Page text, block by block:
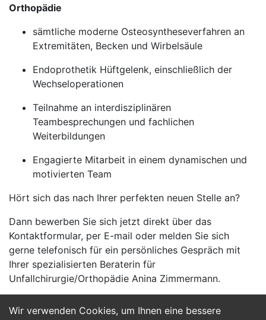
Wir verwenden Cookies, um Ihnen eine bessere
Orthopädie
sämtliche moderne Osteosyntheseverfahren an
Extremitäten, Becken und Wirbelsäule
Endoprothetik Hüftgelenk, einschließlich der
Wechseloperationen
Teilnahme an interdisziplinären
Teambesprechungen und fachlichen
Weiterbildungen
Engagierte Mitarbeit in einem dynamischen und
motivierten Team
Hört sich das nach Ihrer perfekten neuen Stelle an?
Dann bewerben Sie sich jetzt direkt über das
Kontaktformular, per E-mail oder melden Sie sich
gerne telefonisch für ein persönliches Gespräch mit
Ihrer spezialisierten Beraterin für
Unfallchirurgie/Orthopädie Anina Zimmermann.